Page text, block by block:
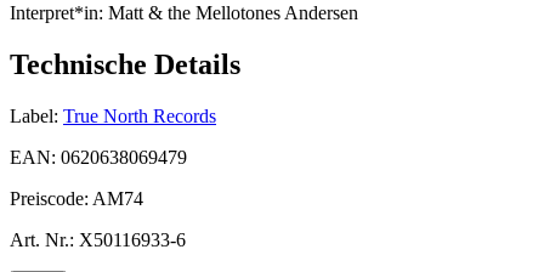
Interpret*in: Matt & the Mellotones Andersen
Technische Details
Label: True North Records
EAN: 0620638069479
Preiscode: AM74
Art. Nr.: X50116933-6